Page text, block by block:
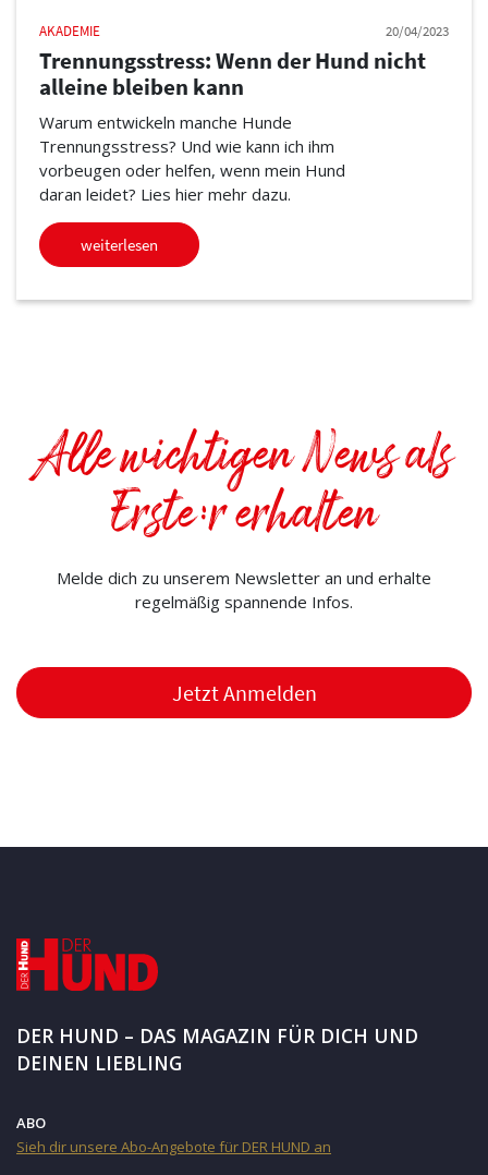
AKADEMIE 20/04/2023
Trennungsstress: Wenn der Hund nicht
alleine bleiben kann
Warum entwickeln manche Hunde
Trennungsstress? Und wie kann ich ihm
vorbeugen oder helfen, wenn mein Hund
daran leidet? Lies hier mehr dazu.
weiterlesen
Alle wichtigen News als
Erste:r erhalten
Melde dich zu unserem Newsletter an und erhalte
regelmäßig spannende Infos.
Jetzt Anmelden
DER HUND – DAS MAGAZIN FÜR DICH UND
DEINEN LIEBLING
ABO
Sieh dir unsere Abo-Angebote für DER HUND an